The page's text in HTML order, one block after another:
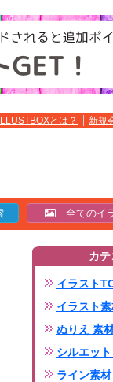
ILLUSTBOXとは？ 新規
全てのイ
カテ
イラスト
イラスト
ぬりえ 素
シルエッ
ライン素材